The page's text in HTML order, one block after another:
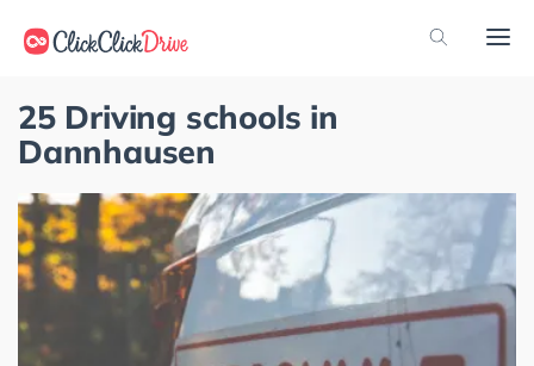
25 Driving schools in
Dannhausen